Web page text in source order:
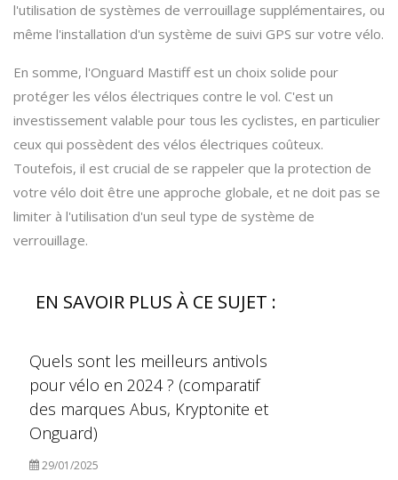
l'utilisation de systèmes de verrouillage supplémentaires, ou
même l'installation d'un système de suivi GPS sur votre vélo.
En somme, l'Onguard Mastiff est un choix solide pour
protéger les vélos électriques contre le vol. C'est un
investissement valable pour tous les cyclistes, en particulier
ceux qui possèdent des vélos électriques coûteux.
Toutefois, il est crucial de se rappeler que la protection de
votre vélo doit être une approche globale, et ne doit pas se
limiter à l'utilisation d'un seul type de système de
verrouillage.
EN SAVOIR PLUS À CE SUJET :
Quels sont les meilleurs antivols
pour vélo en 2024 ? (comparatif
des marques Abus, Kryptonite et
Onguard)
29/01/2025